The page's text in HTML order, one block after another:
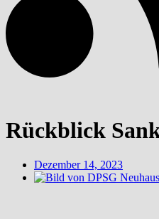
Rückblick
Dezember 14, 2023